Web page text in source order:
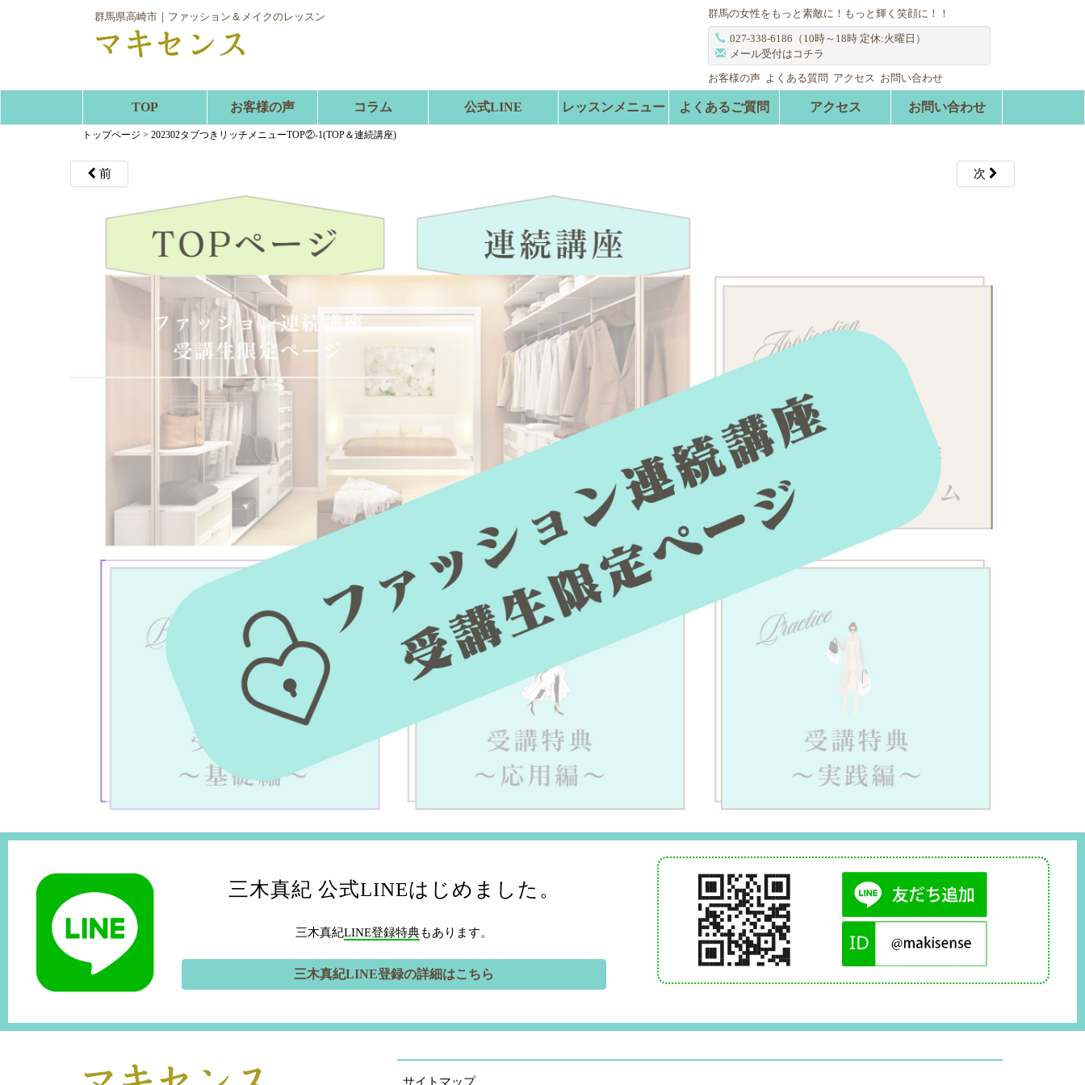
群馬県高崎市｜ファッション＆メイクのレッスン 群馬の女性をもっと素敵に！もっと輝く笑顔に！！
027-338-6186（10時～18時 定休:火曜日）
メール受付はコチラ
お客様の声 よくある質問 アクセス お問い合わせ
TOP お客様の声 コラム 公式LINE レッスンメニュー よくあるご質問 アクセス お問い合わせ
トップページ > 202302タブつきリッチメニューTOP②-1(TOP＆連続講座)
前 次
三木真紀 公式LINEはじめました。
三木真紀LINE登録特典もあります。
三木真紀LINE登録の詳細はこちら
サイトマップ